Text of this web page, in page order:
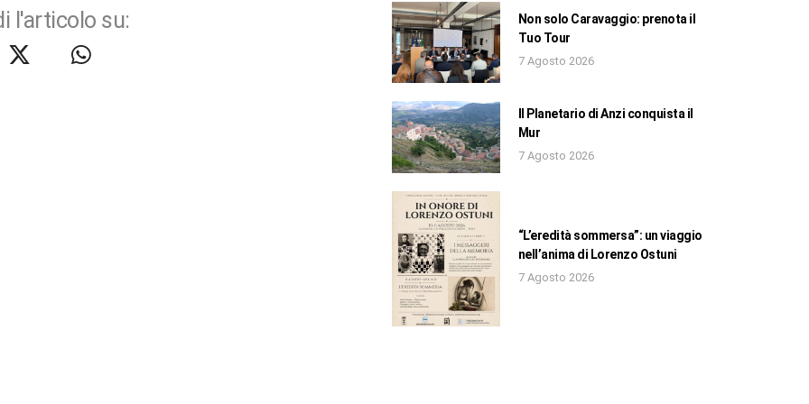
l'articolo su:
Non solo Caravaggio: prenota il
Tuo Tour
7 Agosto 2026
Il Planetario di Anzi conquista il
Mur
7 Agosto 2026
“L’eredità sommersa”: un viaggio
nell’anima di Lorenzo Ostuni
7 Agosto 2026